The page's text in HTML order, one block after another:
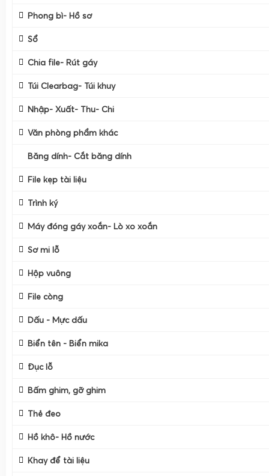
Phong bì- Hồ sơ
Sổ
Chia file- Rút gáy
Túi Clearbag- Túi khuy
Nhập- Xuất- Thu- Chi
Văn phòng phẩm khác
Băng dính- Cắt băng dính
Băng Dính
Cắt Băng Dính
File kẹp tài liệu
Trình ký
Máy đóng gáy xoắn- Lò xo xoắn
Sơ mi lỗ
Hộp vuông
File còng
Dấu - Mực dấu
Biển tên - Biển mika
Đục lỗ
Bấm ghim, gỡ ghim
Thẻ đeo
Hồ khô- Hồ nước
Khay để tài liệu